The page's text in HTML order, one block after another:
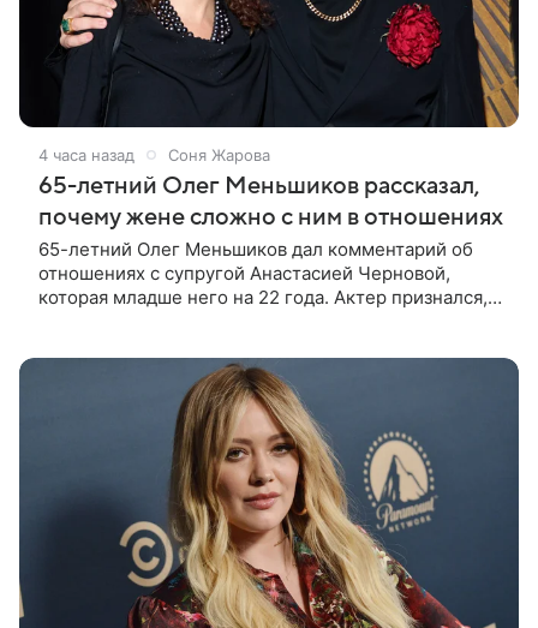
4 часа назад Соня Жарова
65-летний Олег Меньшиков рассказал,
почему жене сложно с ним в отношениях
65-летний Олег Меньшиков дал комментарий об
отношениях с супругой Анастасией Черновой,
которая младше него на 22 года. Актер признался,